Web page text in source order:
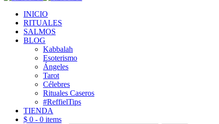
INICIO
RITUALES
SALMOS
BLOG
Kabbalah
Esoterismo
Ángeles
Tarot
Célebres
Rituales Caseros
#ReffielTips
TIENDA
$ 0 - 0 items